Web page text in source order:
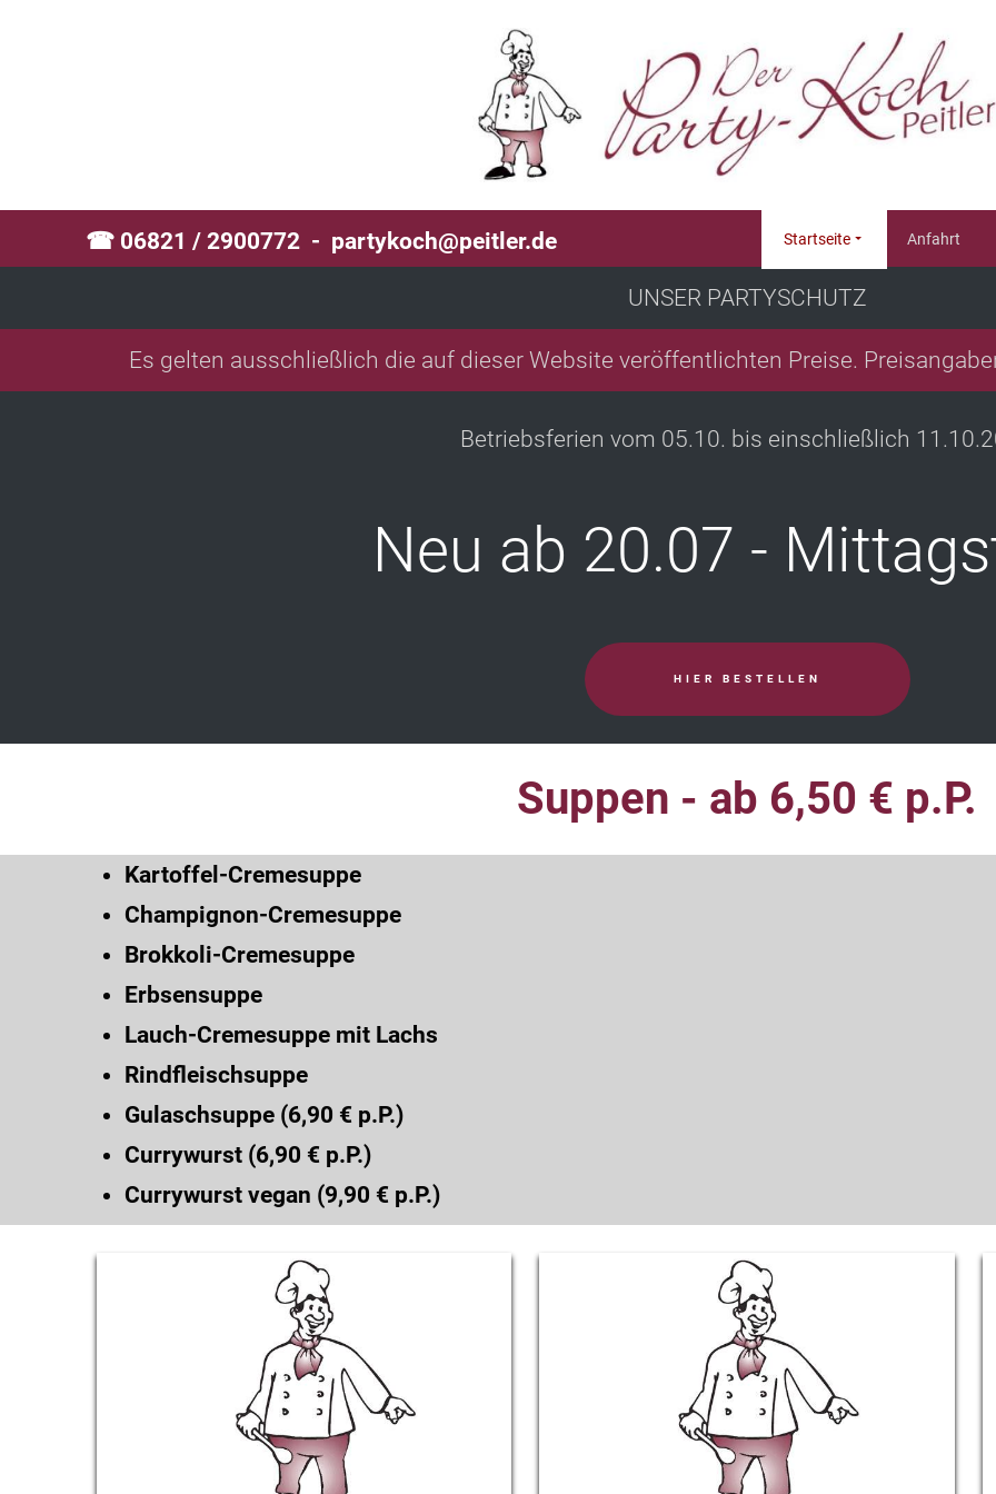
☎ 06821 / 2900772 - partykoch@peitler.de Startseite Anfahrt
UNSER PARTYSCHUTZ
Es gelten ausschließlich die auf dieser Website veröffentlichten Preise.
Betriebsferien vom 05.10. bis einschließlich
Neu ab 20.07 -
HIER BESTELLEN
Suppen - ab 6,50 € p.P.
Kartoffel-Cremesuppe
Champignon-Cremesuppe
Brokkoli-Cremesuppe
Erbsensuppe
Lauch-Cremesuppe mit Lachs
Rindfleischsuppe
Gulaschsuppe (6,90 € p.P.)
Currywurst (6,90 € p.P.)
Currywurst vegan (9,90 € p.P.)